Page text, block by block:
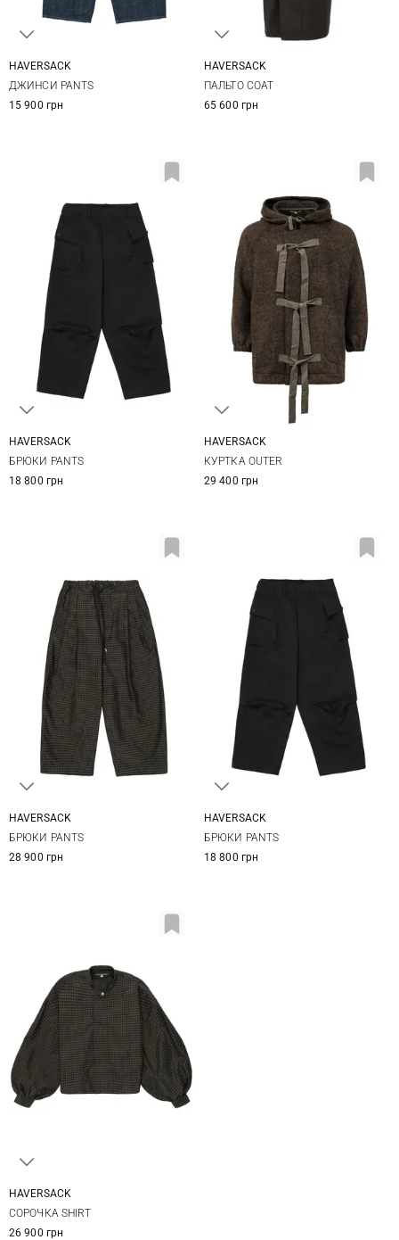
HAVERSACK
ДЖИНСИ PANTS
15 900 грн
HAVERSACK
ПАЛЬТО COAT
65 600 грн
HAVERSACK
БРЮКИ PANTS
18 800 грн
HAVERSACK
КУРТКА OUTER
29 400 грн
HAVERSACK
БРЮКИ PANTS
28 900 грн
HAVERSACK
БРЮКИ PANTS
18 800 грн
HAVERSACK
СОРОЧКА SHIRT
26 900 грн